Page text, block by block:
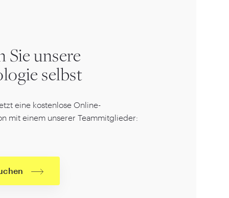
Sie unsere
selbst
eine kostenlose Online-
mit einem unserer Teammitglieder: